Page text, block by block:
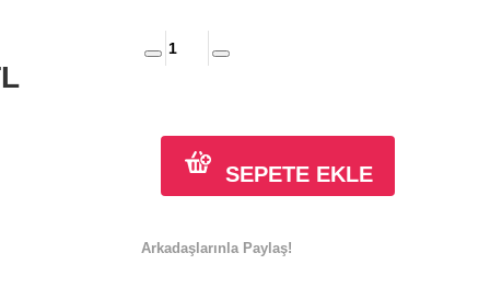
SEPETE EKLE
Arkadaşlarınla Paylaş!